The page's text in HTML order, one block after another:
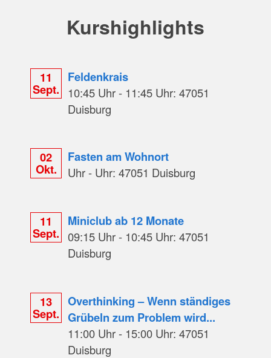
Kurshighlights
11
Sept.
Feldenkrais
10:45 Uhr - 11:45 Uhr: 47051
Duisburg
02
Okt.
Fasten am Wohnort
Uhr - Uhr: 47051 Duisburg
11
Sept.
Miniclub ab 12 Monate
09:15 Uhr - 10:45 Uhr: 47051
Duisburg
13
Sept.
Overthinking – Wenn ständiges
Grübeln zum Problem wird...
11:00 Uhr - 15:00 Uhr: 47051
Duisburg